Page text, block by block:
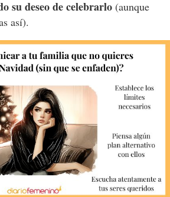
su deseo de celebrarlo(aunque
así).